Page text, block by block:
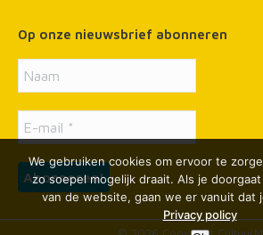
Op onze nieuwsbrief abonneren
We gebruiken cookies om ervoor te
zo soepel mogelijk draait. Als je
van de website, gaan we er vanuit dat
Privacy policy